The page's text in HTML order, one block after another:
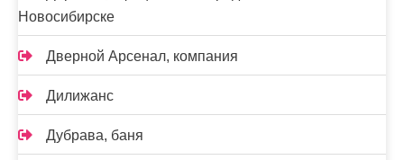
Новосибирске
Дверной Арсенал, компания
Дилижанс
Дубрава, баня